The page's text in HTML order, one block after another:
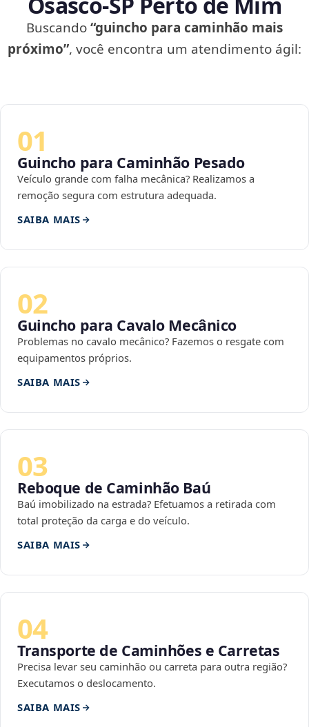
Buscando“guincho para caminhão mais
próximo”, você encontra um atendimento ágil:
01
Guincho para Caminhão Pesado
Veículo grande com falha mecânica? Realizamos a
remoção segura com estrutura adequada.
SAIBA MAIS
02
Guincho para Cavalo Mecânico
Problemas no cavalo mecânico? Fazemos o resgate com
equipamentos próprios.
SAIBA MAIS
03
Reboque de Caminhão Baú
Baú imobilizado na estrada? Efetuamos a retirada com
total proteção da carga e do veículo.
SAIBA MAIS
04
Transporte de Caminhões e Carretas
Precisa levar seu caminhão ou carreta para outra região?
Executamos o deslocamento.
SAIBA MAIS